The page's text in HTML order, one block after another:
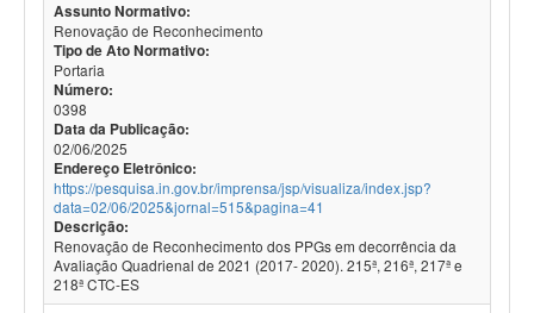
Assunto Normativo:
Renovação de Reconhecimento
Tipo de Ato Normativo:
Portaria
Número:
0398
Data da Publicação:
02/06/2025
Endereço Eletrônico:
https://pesquisa.in.gov.br/imprensa/jsp/visualiza/index.jsp?
data=02/06/2025&jornal=515&pagina=41
Descrição:
Renovação de Reconhecimento dos PPGs em decorrência da
Avaliação Quadrienal de 2021 (2017- 2020). 215ª, 216ª, 217ª e
218ª CTC-ES